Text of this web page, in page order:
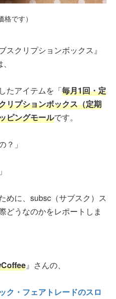
です）
スクリプションボックス』
たアイテムを「毎月1回・定
リプションボックス（定期
ピングモールです。
？」
めに、subsc（サブスク）ス
どうなのかをレポートしま
』さんの、
ク・フェアトレードのスロ